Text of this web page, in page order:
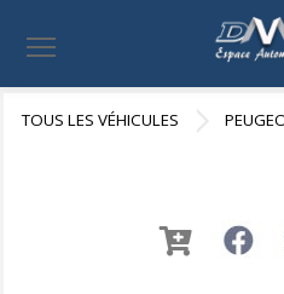
TOUS LES VÉHICULES